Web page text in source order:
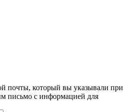
почты, который вы указывали при
письмо с информацией для